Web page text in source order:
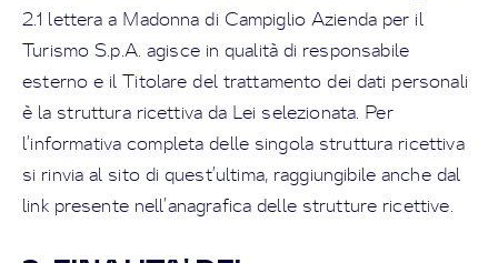
2.1 lettera a Madonna di Campiglio Azienda per il
Turismo S.p.A. agisce in qualità di responsabile
esterno e il Titolare del trattamento dei dati personali
è la struttura ricettiva da Lei selezionata. Per
l’informativa completa delle singola struttura ricettiva
si rinvia al sito di quest’ultima, raggiungibile anche dal
link presente nell’anagrafica delle strutture ricettive.